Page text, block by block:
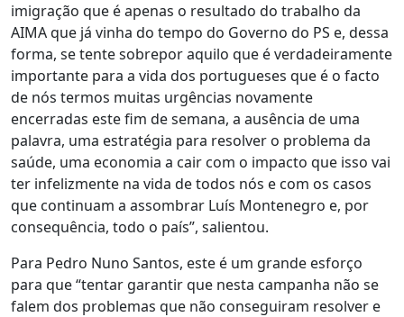
imigração que é apenas o resultado do trabalho da
AIMA que já vinha do tempo do Governo do PS e, dessa
forma, se tente sobrepor aquilo que é verdadeiramente
importante para a vida dos portugueses que é o facto
de nós termos muitas urgências novamente
encerradas este fim de semana, a ausência de uma
palavra, uma estratégia para resolver o problema da
saúde, uma economia a cair com o impacto que isso vai
ter infelizmente na vida de todos nós e com os casos
que continuam a assombrar Luís Montenegro e, por
consequência, todo o país”, salientou.
Para Pedro Nuno Santos, este é um grande esforço
para que “tentar garantir que nesta campanha não se
falem dos problemas que não conseguiram resolver e